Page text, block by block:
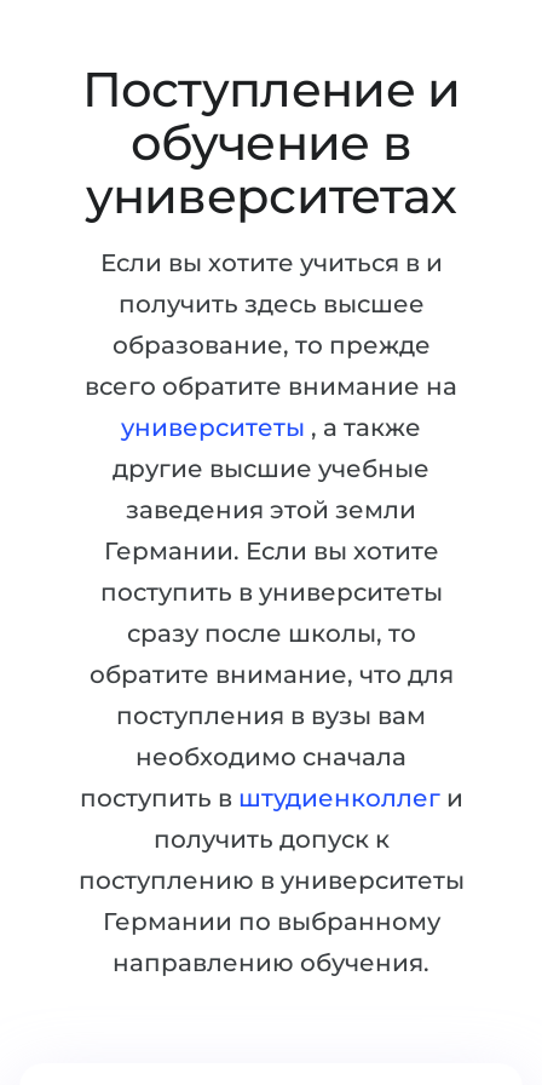
Штудиенколлеги
Курсы штудиенколлег
Freshman / Foundation
Подготовка к штудиенколлег
ГЕОГРАФИЯ
Города
ПРОФЕССИИ
Профессии
Специальности
Примеры вакансий
КАРЬЕРНОЕ ОРИЕНТИРОВАНИЕ
Магистратура
Второе Высшее
ПОСТУПАЕМ ПОСЛЕ...
Школы 12 классов (NIS)
IB-Diploma
Магистратуры
ПОСТУПАЕМ НА...
Медицина
Инженерия
Физика
Менеджмент
Другая специальность
ПОСТУПАЕМ ИЗ...
Украина
Поступление и
обучение в
университетах
Если вы хотите учиться в и
получить здесь высшее
образование, то прежде
всего обратите внимание на
университеты , а также
другие высшие учебные
заведения этой земли
Германии. Если вы хотите
поступить в университеты
сразу после школы, то
обратите внимание, что для
поступления в вузы вам
необходимо сначала
поступить в штудиенколлег и
получить допуск к
поступлению в университеты
Германии по выбранному
направлению обучения.